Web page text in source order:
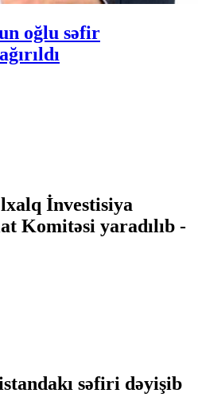
oğlu səfir
İnvestisiya
Komitəsi yaradılıb -
səfiri dəyişib